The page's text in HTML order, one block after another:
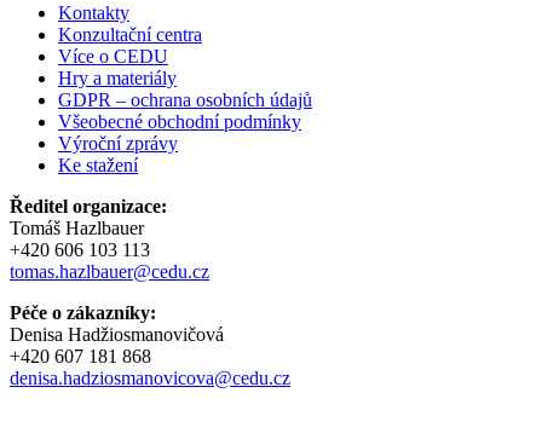
Kontakty
Konzultační centra
Více o CEDU
Hry a materiály
GDPR – ochrana osobních údajů
Všeobecné obchodní podmínky
Výroční zprávy
Ke stažení
Ředitel organizace:
Tomáš Hazlbauer
+420 606 103 113
tomas.hazlbauer@cedu.cz
Péče o zákazníky:
Denisa Hadžiosmanovičová
+420 607 181 868
denisa.hadziosmanovicova@cedu.cz